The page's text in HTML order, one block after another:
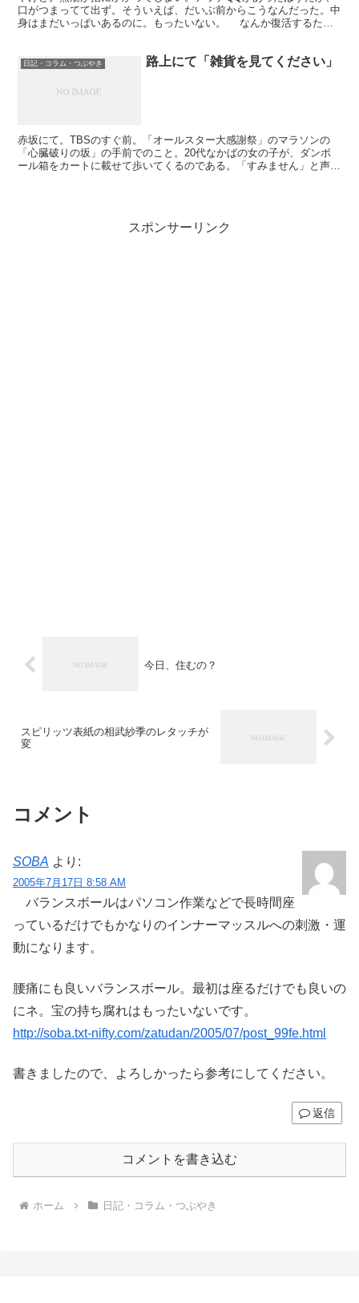
口がつまってて出ず。そういえば、だいぶ前からこうなんだった。中
身はまだいっぱいあるのに。もったいない。 なんか復活するため
日記・コラム・つぶやき 路上にて「雑貨を見てください」
赤坂にて。TBSのすぐ前。「オールスター大感謝祭」のマラソンの
「心臓破りの坂」の手前でのこと。20代なかばの女の子が、ダンボ
ール箱をカートに載せて歩いてくるのである。「すみません」と声を
スポンサーリンク
今日、住むの？
スピリッツ表紙の相武紗季のレタッチが
変
コメント
SOBA より:
2005年7月17日 8:58 AM
バランスボールはパソコン作業などで長時間座
っているだけでもかなりのインナーマッスルへの刺激・運
動になります。
腰痛にも良いバランスボール。最初は座るだけでも良いの
にネ。宝の持ち腐れはもったいないです。
http://soba.txt-nifty.com/zatudan/2005/07/post_99fe.html
書きましたので、よろしかったら参考にしてください。
返信
コメントを書き込む
ホーム 日記・コラム・つぶやき